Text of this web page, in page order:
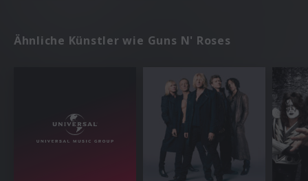
Ähnliche Künstler wie Guns N' Roses